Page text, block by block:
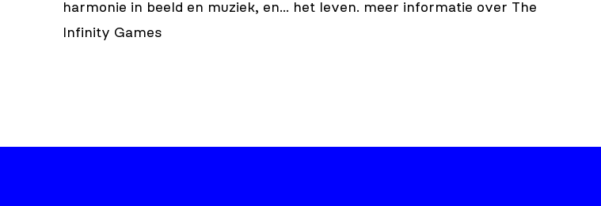
harmonie in beeld en muziek, en... het leven. meer informatie over The
Infinity Games